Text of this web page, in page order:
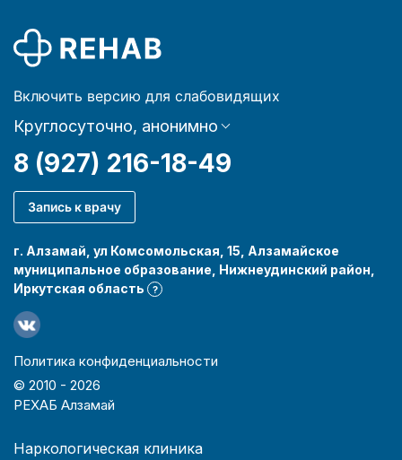
Включить версию для слабовидящих
Круглосуточно, анонимно
8 (927) 216-18-49
Запись к врачу
г. Алзамай, ул Комсомольская, 15, Алзамайское
муниципальное образование, Нижнеудинский район,
Иркутская область
?
Политика конфиденциальности
© 2010 - 2026
РЕХАБ Алзамай
Наркологическая клиника